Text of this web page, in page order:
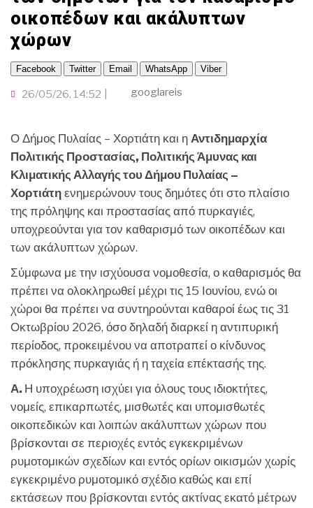
TRAVELLER
INFLUENCER
ΤΟΠΙΚΗ ΑΥΤΟΔΙΟΙΚΗΣΗ
ΟΙΚΟΝΟΜΙΑ
ΠΟΡΤΟΚΑΛΙ ΘΕΑ
ΑΛΛΑ ΣΠΟΡ
CINEΜΑΔΕΣ
Ο ΛΑΟΣ ΤΡΑΓΟΥΔΙ ΘΕΛΕΙ
ΜΕΓΑΣ CHEF
ΕΚΕΙ ΣΤΑ ΞΕΝΑ
οικοπέδων και ακάλυπτων
χώρων
Facebook Twitter Email WhatsApp Viber
26/05/26, 14:52 googlareis
Ο Δήμος Πυλαίας – Χορτιάτη και η Αντιδημαρχία
Πολιτικής Προστασίας, Πολιτικής Άμυνας και
Κλιματικής Αλλαγής του Δήμου Πυλαίας –
Χορτιάτη ενημερώνουν τους δημότες ότι στο πλαίσιο
της πρόληψης και προστασίας από πυρκαγιές,
υποχρεούνται για τον καθαρισμό των οικοπέδων και
των ακάλυπτων χώρων.
Σύμφωνα με την ισχύουσα νομοθεσία, ο καθαρισμός θα
πρέπει να ολοκληρωθεί μέχρι τις 15 Ιουνίου, ενώ οι
χώροι θα πρέπει να συντηρούνται καθαροί έως τις 31
Οκτωβρίου 2026, όσο δηλαδή διαρκεί η αντιπυρική
περίοδος, προκειμένου να αποτραπεί ο κίνδυνος
πρόκλησης πυρκαγιάς ή η ταχεία επέκτασής της.
Α. Η υποχρέωση ισχύει για όλους τους ιδιοκτήτες,
νομείς, επικαρπωτές, μισθωτές και υπομισθωτές
οικοπεδικών και λοιπών ακάλυπτων χώρων που
βρίσκονται σε περιοχές εντός εγκεκριμένων
ρυμοτομικών σχεδίων και εντός ορίων οικισμών χωρίς
εγκεκριμένο ρυμοτομικό σχέδιο καθώς και επί
εκτάσεων που βρίσκονται εντός ακτίνας εκατό μέτρων